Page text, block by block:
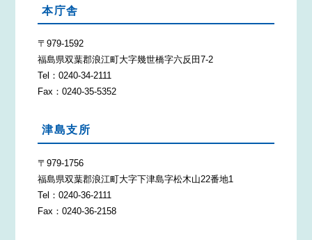
本庁舎
〒979-1592
福島県双葉郡浪江町大字幾世橋字六反田7-2
Tel：0240-34-2111
Fax：0240-35-5352
津島支所
〒979-1756
福島県双葉郡浪江町大字下津島字松木山22番地1
Tel：0240-36-2111
Fax：0240-36-2158